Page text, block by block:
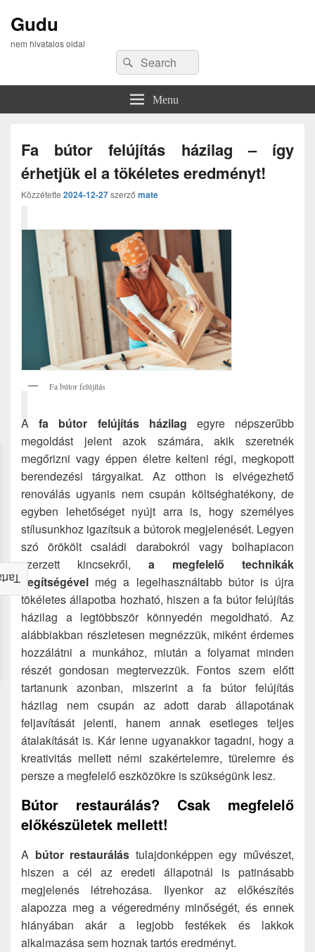
Gudu
nem hivatalos oldal
Search
for:
Search
Menu
Fa bútor felújítás házilag – így
érhetjük el a tökéletes eredményt!
Közzétette 2024-12-27szerző mate
Fa bútor felújítás
Afa bútor felújítás házilag egyre népszerűbb
megoldást jelent azok számára, akik szeretnék
megőrizni vagy éppen életre kelteni régi, megkopott
berendezési tárgyaikat. Az otthon is elvégezhető
renoválás ugyanis nem csupán költséghatékony, de
egyben lehetőséget nyújt arra is, hogy személyes
stílusunkhoz igazítsuk a bútorok megjelenését. Legyen
szó örökölt családi darabokról vagy bolhapiacon
szerzett kincsekről, a megfelelő technikák
segítségével még a legelhasználtabb bútor is újra
tökéletes állapotba hozható, hiszen a fa bútor felújítás
házilag a legtöbbször könnyedén megoldható. Az
alábbiakban részletesen megnézzük, miként érdemes
hozzálátni a munkához, miután a folyamat minden
részét gondosan megtervezzük. Fontos szem előtt
tartanunk azonban, miszerint a fa bútor felújítás
házilag nem csupán az adott darab állapotának
feljavítását jelenti, hanem annak esetleges teljes
átalakítását is. Kár lenne ugyanakkor tagadni, hogy a
kreativitás mellett némi szakértelemre, türelemre és
persze a megfelelő eszközökre is szükségünk lesz.
Bútor restaurálás? Csak megfelelő
előkészületek mellett!
A bútor restaurálás tulajdonképpen egy művészet,
hiszen a cél az eredeti állapotnál is patinásabb
megjelenés létrehozása. Ilyenkor az előkészítés
alapozza meg a végeredmény minőségét, és ennek
hiányában akár a legjobb festékek és lakkok
alkalmazása sem hoznak tartós eredményt.